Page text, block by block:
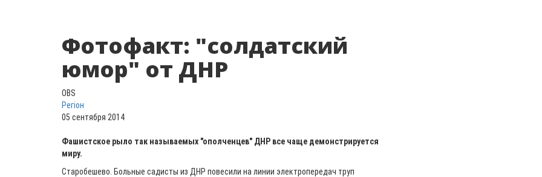
Фотофакт: "солдатский
юмор" от ДНР
OBS
Регіон
05 сентября 2014
Фашистское рыло так называемых "ополченцев" ДНР все чаще демонстрируется
миру.
Старобешево. Больные садисты из ДНР повесили на линии электропередач труп